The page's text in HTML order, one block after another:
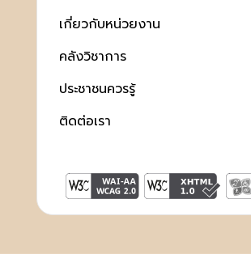
เกี่ยวกับหน่วยงาน
คลังวิชาการ
ประชาชนควรรู้
ติดต่อเรา